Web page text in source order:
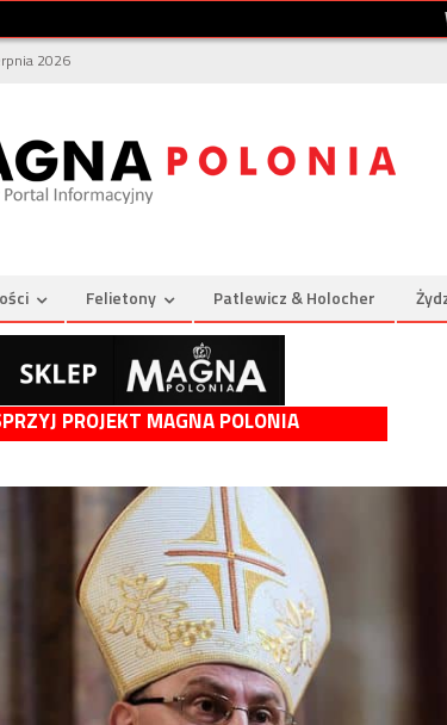
2026
Felietony Patlewicz & Holocher
PROJEKT MAGNA POLONIA